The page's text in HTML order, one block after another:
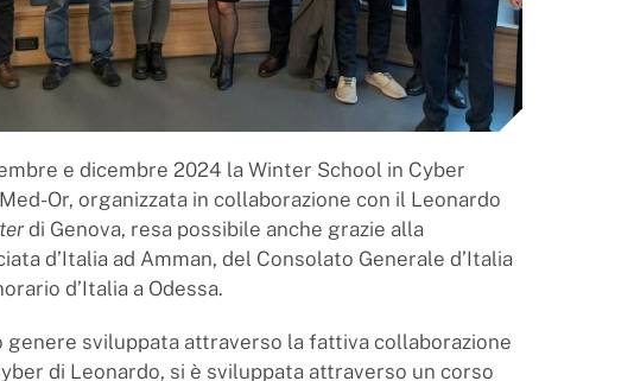
e dicembre 2024 la Winter School in Cyber
Or, organizzata in collaborazione con il Leonardo
di Genova, resa possibile anche grazie alla
d’Italia ad Amman, del Consolato Generale d’Italia
d’Italia a Odessa.
genere sviluppata attraverso la fattiva collaborazione
di Leonardo, si è sviluppata attraverso un corso